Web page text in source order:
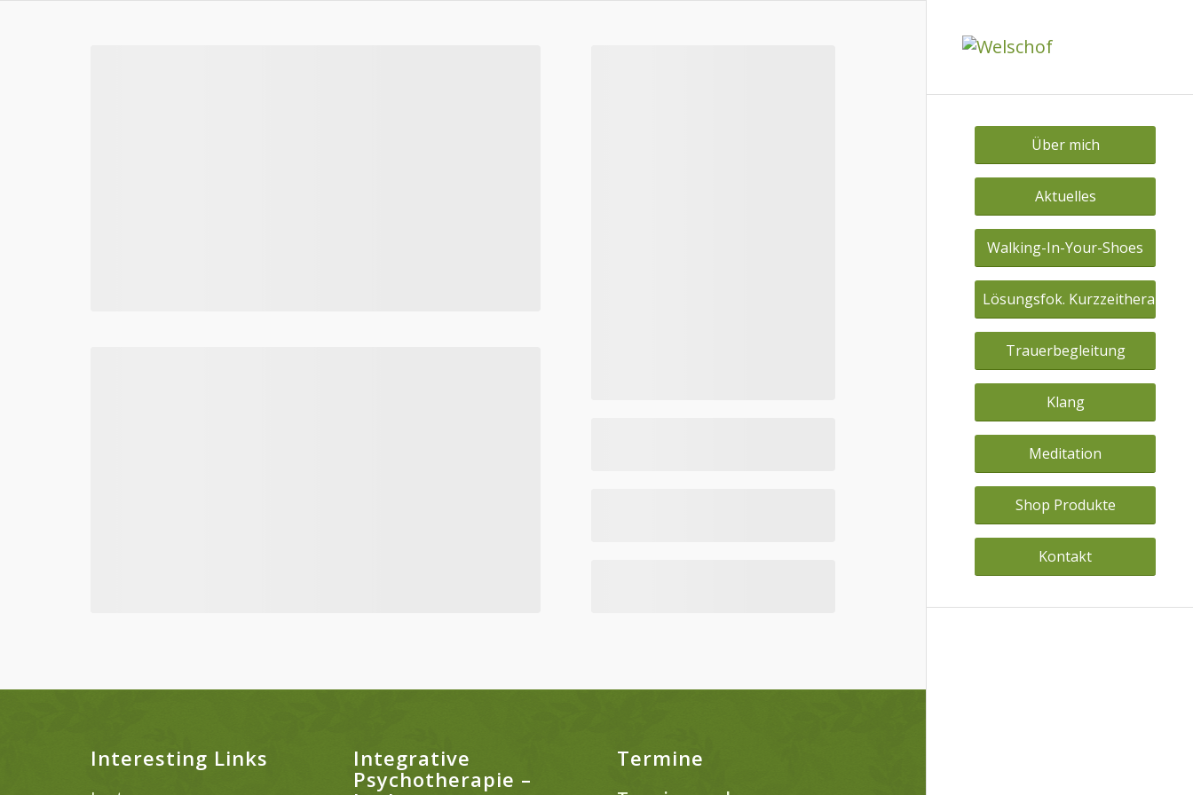
Über mich
Aktuelles
Walking-In-Your-Shoes
Lösungsfok. Kurzzeitherapie
Trauerbegleitung
Klang
Meditation
Shop Produkte
Kontakt
Interesting Links
Integrative
Psychotherapie –
Termine